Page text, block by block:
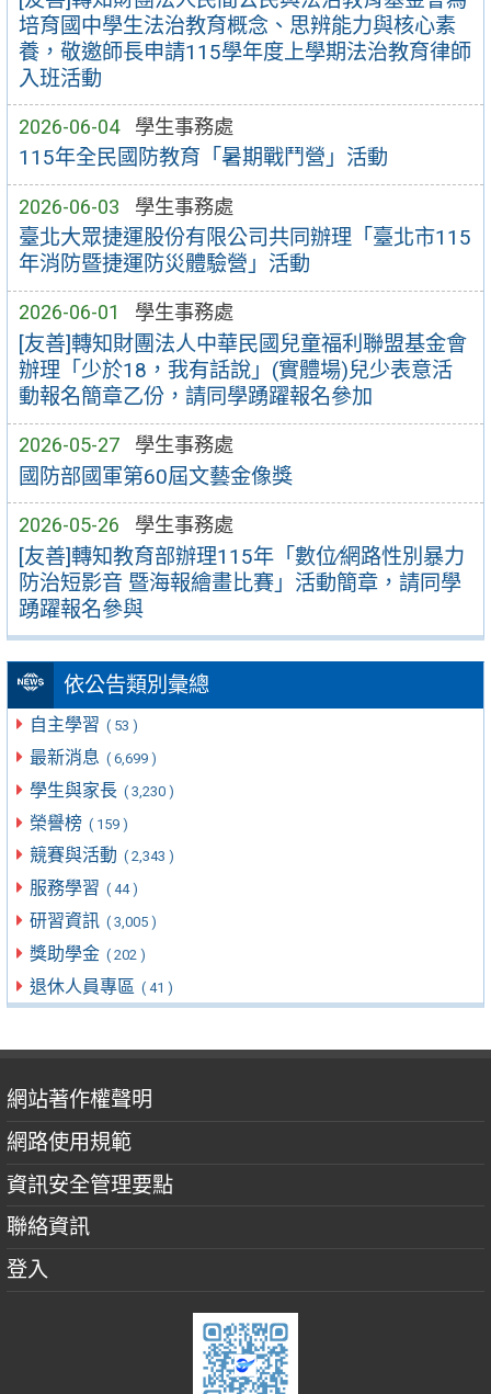
培育國中學生法治教育概念、思辨能力與核心素
養，敬邀師長申請115學年度上學期法治教育律師
入班活動
2026-06-04 學生事務處
115年全民國防教育「暑期戰鬥營」活動
2026-06-03 學生事務處
臺北大眾捷運股份有限公司共同辦理「臺北市115
年消防暨捷運防災體驗營」活動
2026-06-01 學生事務處
[友善]轉知財團法人中華民國兒童福利聯盟基金會
辦理「少於18，我有話說」(實體場)兒少表意活
動報名簡章乙份，請同學踴躍報名參加
2026-05-27 學生事務處
國防部國軍第60屆文藝金像獎
2026-05-26 學生事務處
[友善]轉知教育部辦理115年「數位∕網路性別暴力
防治短影音 暨海報繪畫比賽」活動簡章，請同學
踴躍報名參與
依公告類別彙總
自主學習 ( 53 )
最新消息 ( 6,699 )
學生與家長 ( 3,230 )
榮譽榜 ( 159 )
競賽與活動 ( 2,343 )
服務學習 ( 44 )
研習資訊 ( 3,005 )
獎助學金 ( 202 )
退休人員專區 ( 41 )
網站著作權聲明
網路使用規範
資訊安全管理要點
聯絡資訊
登入